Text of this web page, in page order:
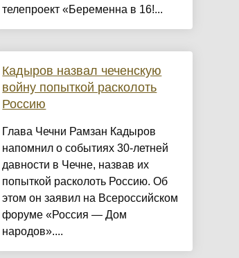
телепроект «Беременна в 16!...
Кадыров назвал чеченскую
войну попыткой расколоть
Россию
Глава Чечни Рамзан Кадыров
напомнил о событиях 30-летней
давности в Чечне, назвав их
попыткой расколоть Россию. Об
этом он заявил на Всероссийском
форуме «Россия — Дом
народов»....